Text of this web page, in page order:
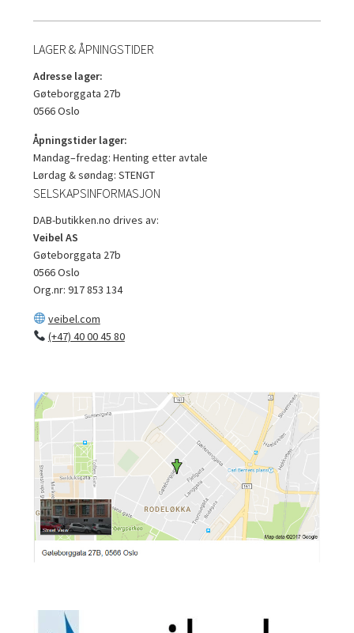
LAGER & ÅPNINGSTIDER
Adresse lager:
Gøteborggata 27b
0566 Oslo
Åpningstider lager:
Mandag–fredag: Henting etter avtale
Lørdag & søndag: STENGT
SELSKAPSINFORMASJON
DAB-butikken.no drives av:
Veibel AS
Gøteborggata 27b
0566 Oslo
Org.nr: 917 853 134
veibel.com
(+47) 40 00 45 80